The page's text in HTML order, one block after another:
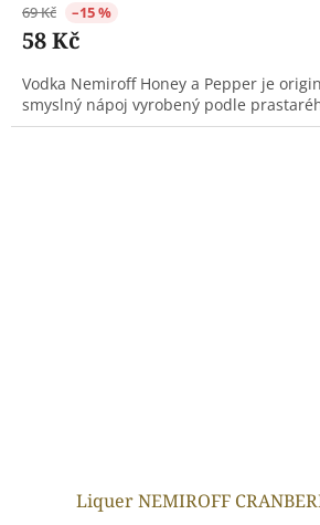
69 Kč –15 %
58 Kč
Vodka Nemiroff Honey a Pepper je
smyslný nápoj vyrobený podle
Liquer NEMIROFF